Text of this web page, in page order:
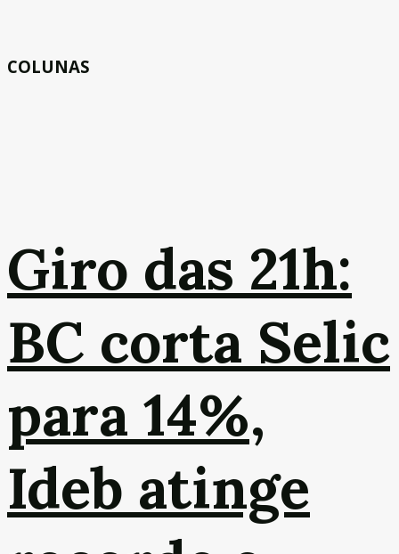
COLUNAS
Giro das 21h:
BC corta Selic
para 14%,
Ideb atinge